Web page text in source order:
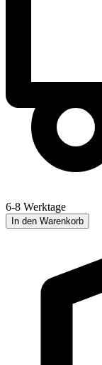
6-8 Werktage
In den Warenkorb